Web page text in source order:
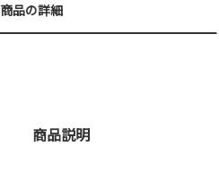
商品の詳細
商品説明